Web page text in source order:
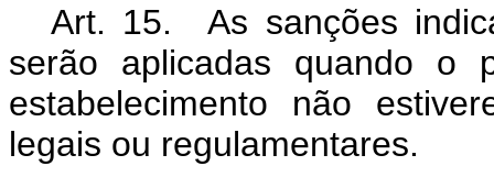
Art. 15. As sanções
serão aplicadas quando o
estabelecimento não
legais ou regulamentares.